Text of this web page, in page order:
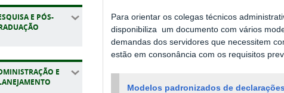
E PÓS-
E
Para orientar os colegas técnicos
disponibiliza um documento com vários
demandas dos servidores que necessitem
estão em consonância com os requisitos
Modelos padronizados de declarações